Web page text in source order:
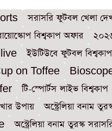
সরাসরি ফুটবল খেলা
বিশ্বকাপ অফার
ইউটিউবে ফুটবল
on Toffee
টি-স্পোর্টস লাইভ বিশ্বকাপ
উপায়
অস্ট্রেলিয়া বনাম
অস্ট্রেলিয়া বনাম তুরস্ক